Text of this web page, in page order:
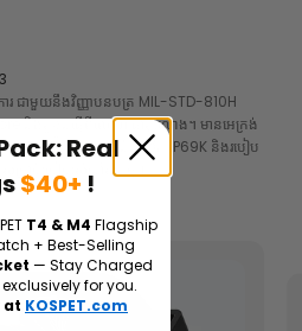
រ ជាមួយនឹងវិញ្ញាបនបត្រ MIL-STD-810H
និងតួខ្លួនធ្វើពីលោហៈធាតុរលោង។ មានអេក្រង់
ទ្យា 5 ATM & ភាពធន់នឹងទឹក IP69K និងរបៀប
ម្រាប់របៀបរស់នៅសកម្ម។
Real
$40+ !
T4 & M4 Flagship
+ Best-Selling
— Stay Charged
for you.
at KOSPET.com